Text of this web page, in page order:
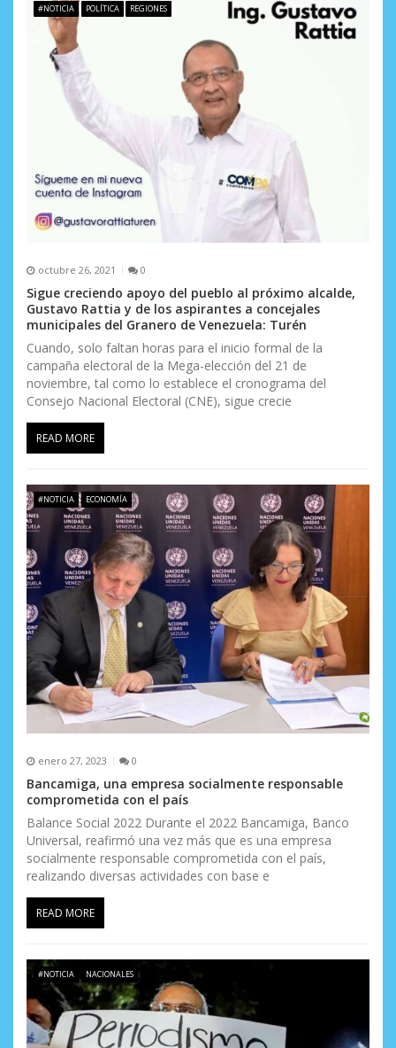
e
d
a
#NOTICIA POLÍTICA REGIONES
octubre 26, 2021 0
Sigue creciendo apoyo del pueblo al próximo alcalde,
Gustavo Rattia y de los aspirantes a concejales
municipales del Granero de Venezuela: Turén
Cuando, solo faltan horas para el inicio formal de la
campaña electoral de la Mega-elección del 21 de
noviembre, tal como lo establece el cronograma del
Consejo Nacional Electoral (CNE), sigue crecie
READ MORE
#NOTICIA ECONOMÍA
enero 27, 2023 0
Bancamiga, una empresa socialmente responsable
comprometida con el país
Balance Social 2022 Durante el 2022 Bancamiga, Banco
Universal, reafirmó una vez más que es una empresa
socialmente responsable comprometida con el país,
realizando diversas actividades con base e
READ MORE
#NOTICIA NACIONALES